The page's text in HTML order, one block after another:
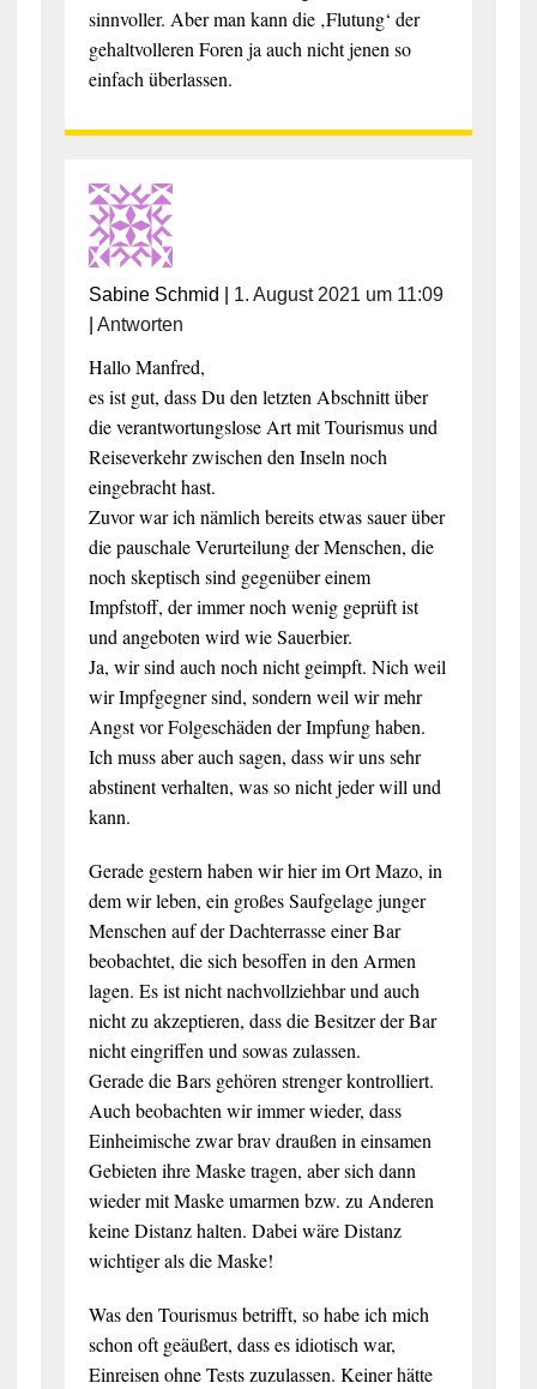
sinnvoller. Aber man kann die ‚Flutung‘ der
gehaltvolleren Foren ja auch nicht jenen so
einfach überlassen.
Sabine Schmid
1. August 2021 um 11:09
Antworten
Hallo Manfred,
es ist gut, dass Du den letzten Abschnitt über
die verantwortungslose Art mit Tourismus und
Reiseverkehr zwischen den Inseln noch
eingebracht hast.
Zuvor war ich nämlich bereits etwas sauer über
die pauschale Verurteilung der Menschen, die
noch skeptisch sind gegenüber einem
Impfstoff, der immer noch wenig geprüft ist
und angeboten wird wie Sauerbier.
Ja, wir sind auch noch nicht geimpft. Nich weil
wir Impfgegner sind, sondern weil wir mehr
Angst vor Folgeschäden der Impfung haben.
Ich muss aber auch sagen, dass wir uns sehr
abstinent verhalten, was so nicht jeder will und
kann.
Gerade gestern haben wir hier im Ort Mazo, in
dem wir leben, ein großes Saufgelage junger
Menschen auf der Dachterrasse einer Bar
beobachtet, die sich besoffen in den Armen
lagen. Es ist nicht nachvollziehbar und auch
nicht zu akzeptieren, dass die Besitzer der Bar
nicht eingriffen und sowas zulassen.
Gerade die Bars gehören strenger kontrolliert.
Auch beobachten wir immer wieder, dass
Einheimische zwar brav draußen in einsamen
Gebieten ihre Maske tragen, aber sich dann
wieder mit Maske umarmen bzw. zu Anderen
keine Distanz halten. Dabei wäre Distanz
wichtiger als die Maske!
Was den Tourismus betrifft, so habe ich mich
schon oft geäußert, dass es idiotisch war,
Einreisen ohne Tests zuzulassen. Keiner hätte